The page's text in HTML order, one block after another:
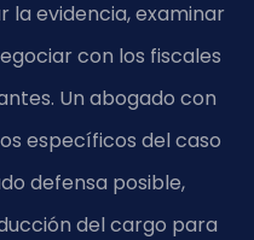
la evidencia, examinar
con los fiscales
Un abogado con
específicos del caso
defensa posible,
del cargo para